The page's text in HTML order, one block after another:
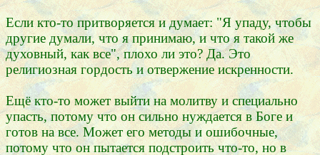
Если кто-то притворяется и думает: "Я упаду, чтобы
другие думали, что я принимаю, и что я такой же
духовный, как все", плохо ли это? Да. Это
религиозная гордость и отвержение искренности.
Ещё кто-то может выйти на молитву и специально
упасть, потому что он сильно нуждается в Боге и
готов на все. Может его методы и ошибочные,
потому что он пытается подстроить что-то, но в